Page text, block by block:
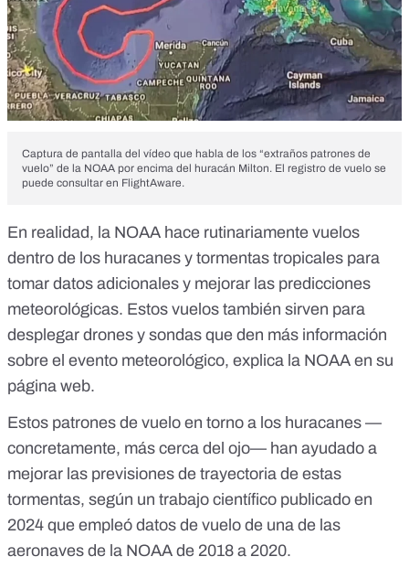
Captura de pantalla del vídeo que habla de los “extraños patrones de
vuelo” de la NOAA por encima del huracán Milton. El registro de vuelo se
puede consultar en FlightAware.
En realidad, la NOAA hace rutinariamente vuelos
dentro de los huracanes y tormentas tropicales para
tomar datos adicionales y mejorar las predicciones
meteorológicas. Estos vuelos también sirven para
desplegar drones y sondas que den más información
sobre el evento meteorológico, explica la NOAA en su
página web.
Estos patrones de vuelo en torno a los huracanes —
concretamente, más cerca del ojo— han ayudado a
mejorar las previsiones de trayectoria de estas
tormentas, según un trabajo científico publicado en
2024 que empleó datos de vuelo de una de las
aeronaves de la NOAA de 2018 a 2020.